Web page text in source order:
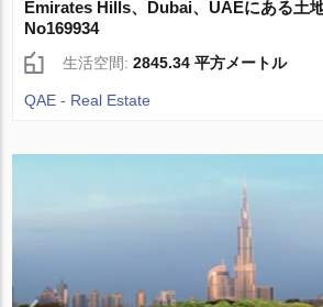
Emirates Hills、Dubai、UAEにある土
No169934
生活空間:2845.34 平方メートル
QAE - Real Estate